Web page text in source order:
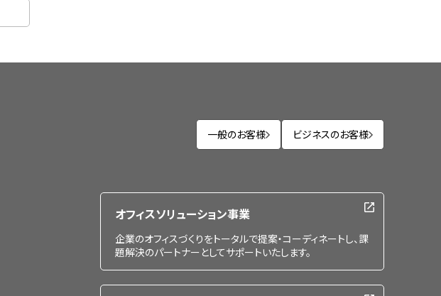
一般のお客様 ビジネスのお客様
オフィスソリューション事業
企業のオフィスづくりをトータルで提案・コーディネートし、課
題解決のパートナーとしてサポートいたします。